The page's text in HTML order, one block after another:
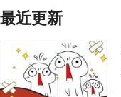
最近更新